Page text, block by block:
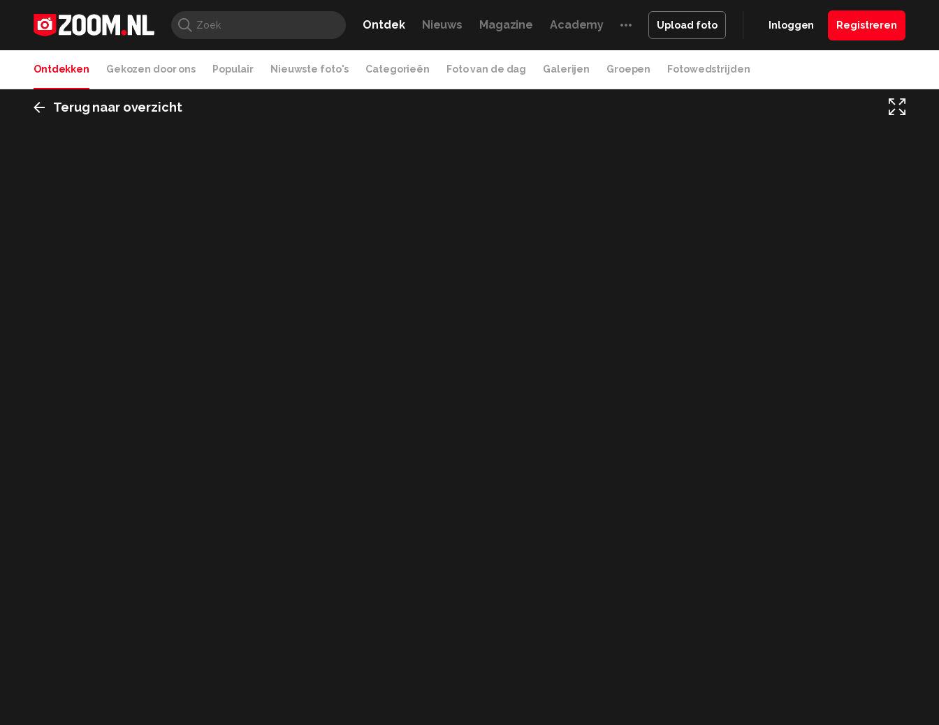
Ontdek Nieuws Magazine Academy Upload foto Inloggen Registreren
Ontdekken Gekozen door ons Populair Nieuwste foto's Categorieën Foto van de dag Galerijen Groepen Fotowedstrijden
Terug naar overzicht